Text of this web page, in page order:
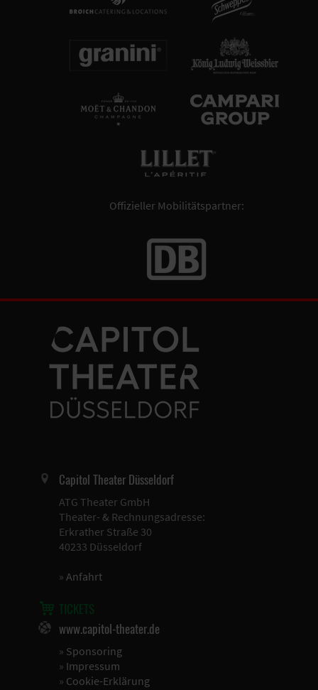
Offizieller Mobilitätspartner:
Capitol Theater Düsseldorf
ATG Theater GmbH
Theater- & Rechnungsadresse:
Erkrather Straße 30
40233 Düsseldorf
» Anfahrt
TICKETS
www.capitol-theater.de
» Sponsoring
» Impressum
» Cookie-Erklärung